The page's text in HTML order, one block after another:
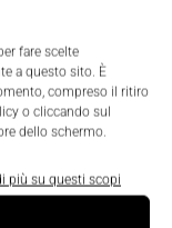
fare scelte
a questo sito. È
compreso il ritiro
o cliccando sul
dello schermo.
più su questi scopi
guidato da
Manager